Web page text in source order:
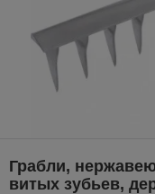
Грабли,
витых зубьев,